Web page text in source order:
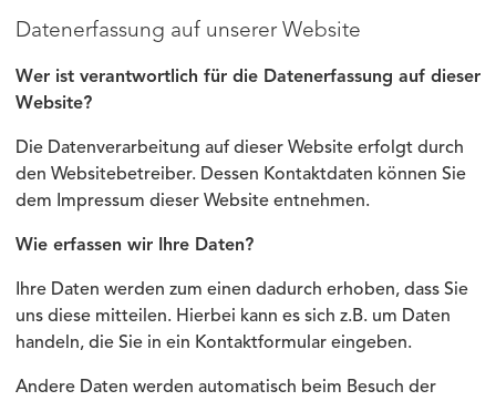
Datenerfassung auf unserer Website
Wer ist verantwortlich für die Datenerfassung auf dieser
Website?
Die Datenverarbeitung auf dieser Website erfolgt durch
den Websitebetreiber. Dessen Kontaktdaten können Sie
dem Impressum dieser Website entnehmen.
Wie erfassen wir Ihre Daten?
Ihre Daten werden zum einen dadurch erhoben, dass Sie
uns diese mitteilen. Hierbei kann es sich z.B. um Daten
handeln, die Sie in ein Kontaktformular eingeben.
Andere Daten werden automatisch beim Besuch der